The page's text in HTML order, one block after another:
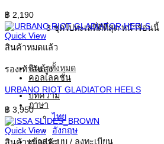
3 ชุดไปทะเลที่ดีที่สุด หน้าร้อนนี้
สินค้าทั้งหมด
คอลเลคชั่น
บทความ
ภาษา
ไทย
อังกฤษ
เข้าสู่ระบบ / ลงทะเบียน
฿ 2,190
Quick View
สินค้าหมดแล้ว
รองเท้าส้นสูง
URBANO RIOT GLADIATOR HEELS
฿ 3,950
Quick View